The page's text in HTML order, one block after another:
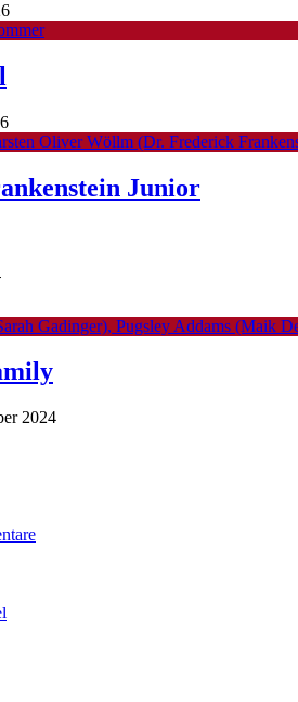
Junior
2024